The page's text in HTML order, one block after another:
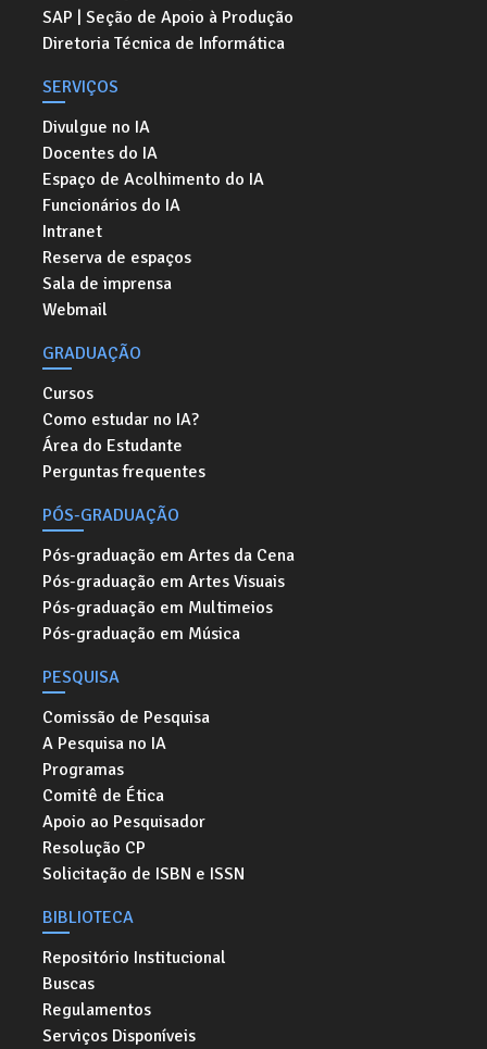
SAP | Seção de Apoio à Produção
Diretoria Técnica de Informática
SERVIÇOS
Divulgue no IA
Docentes do IA
Espaço de Acolhimento do IA
Funcionários do IA
Intranet
Reserva de espaços
Sala de imprensa
Webmail
GRADUAÇÃO
Cursos
Como estudar no IA?
Área do Estudante
Perguntas frequentes
PÓS-GRADUAÇÃO
Pós-graduação em Artes da Cena
Pós-graduação em Artes Visuais
Pós-graduação em Multimeios
Pós-graduação em Música
PESQUISA
Comissão de Pesquisa
A Pesquisa no IA
Programas
Comitê de Ética
Apoio ao Pesquisador
Resolução CP
Solicitação de ISBN e ISSN
BIBLIOTECA
Repositório Institucional
Buscas
Regulamentos
Serviços Disponíveis